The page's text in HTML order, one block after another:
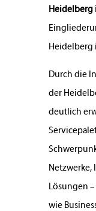
Heidelberg
Heidelberg
Durch die
der
deutlich
Netzwerke,
Lösungen
wie